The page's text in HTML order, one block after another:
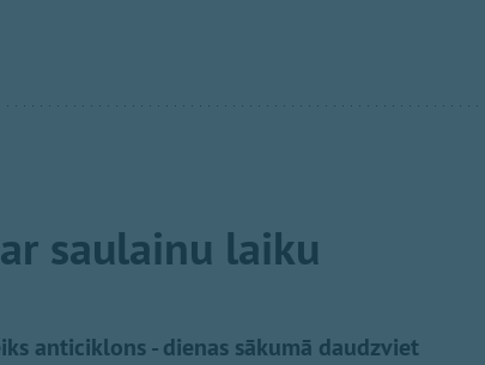
saulainu laiku
anticiklons - dienas sākumā daudzviet